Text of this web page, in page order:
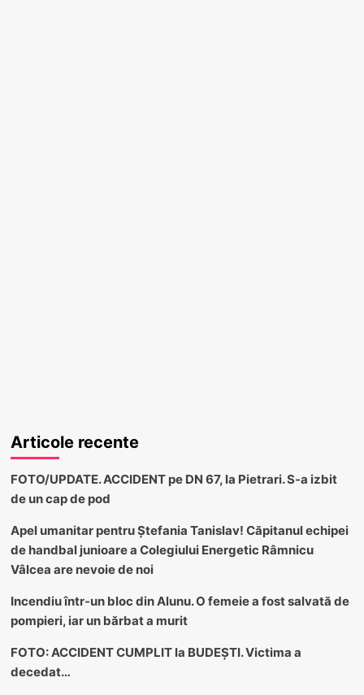
Articole recente
FOTO/UPDATE. ACCIDENT pe DN 67, la Pietrari. S-a izbit
de un cap de pod
Apel umanitar pentru Ștefania Tanislav! Căpitanul echipei
de handbal junioare a Colegiului Energetic Râmnicu
Vâlcea are nevoie de noi
Incendiu într-un bloc din Alunu. O femeie a fost salvată de
pompieri, iar un bărbat a murit
FOTO: ACCIDENT CUMPLIT la BUDEȘTI. Victima a
decedat…